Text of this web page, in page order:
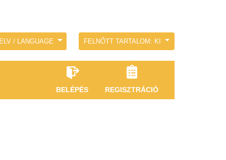
/ LANGUAGE FELNŐTT TARTALOM: KI
BELÉPÉS REGISZTRÁCIÓ